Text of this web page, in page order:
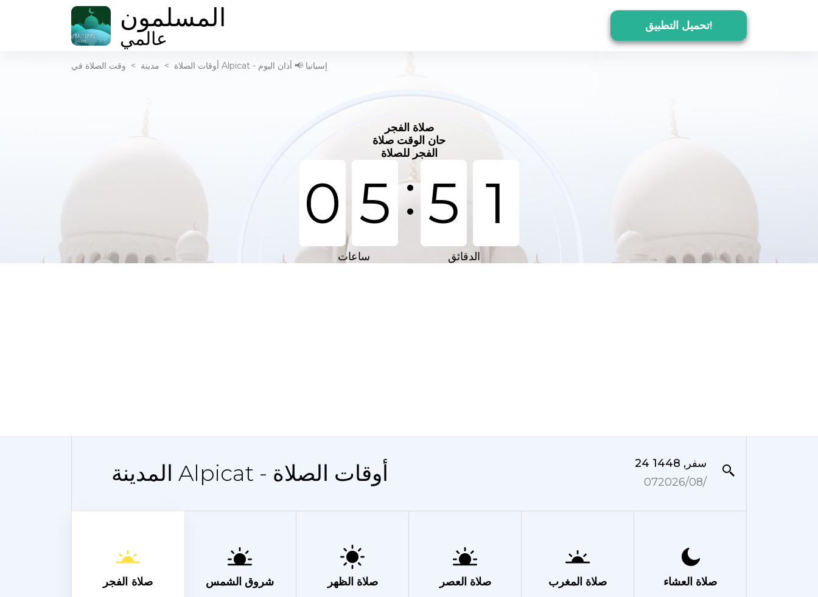
المسلمون
عالمي تحميل التطبيق!
أوقات الصلاة > مدينة > وقت الصلاة في Alpicat - إسبانيا 📢 أذان اليوم
صلاة الفجر
حان الوقت صلاة
الفجر للصلاة
0 5 :5 1
ساعات الدقائق
المدينة Alpicat - أوقات الصلاة
24 سفر, 1448
07‏/08‏/2026
صلاة الفجر شروق الشمس صلاة الظهر صلاة العصر صلاة المغرب صلاة العشاء